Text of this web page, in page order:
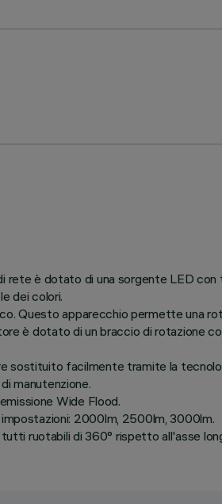
è dotato di una sorgente LED
dei colori.
Questo apparecchio permette una
è dotato di un braccio di rotazione
facilmente tramite la
manutenzione.
Wide Flood.
2000lm, 2500lm, 3000lm.
ruotabili di 360° rispetto all'asse